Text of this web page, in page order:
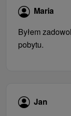
Maria
Byłem
pobytu.
Jan